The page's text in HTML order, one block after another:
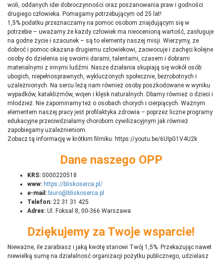
woli, oddanych idei dobroczynności oraz poszanowania praw i godności
drugiego człowieka. Pomagamy potrzebującym od 25 lat!
1,5% podatku przeznaczamy na pomoc osobom znajdującym się w
potrzebie – uważamy że każdy człowiek ma nieocenioną wartość, zasługuje
na godne życie i szacunek – są to elementy naszej misji. Wierzymy, ze
dobroć i pomoc okazana drugiemu człowiekowi, zaowocuje i zachęci kolejne
osoby do dzielenia się swoimi darami, talentami, czasem i dobrami
materialnymi z innymi ludźmi. Nasze działania skupiają się wokół osób:
ubogich, niepełnosprawnych, wykluczonych społecznie, bezrobotnych i
uzależnionych. Na sercu leżą nam również osoby poszkodowane w wyniku
wypadków, kataklizmów, wojen i klęsk naturalnych. Dbamy również o dzieci i
młodzież. Nie zapominamy też o osobach chorych i cierpiących. Ważnym
elementem naszej pracy jest profilaktyka zdrowia – poprzez liczne programy
edukacyjne przeciwdziałamy chorobom cywilizacyjnym jak również
zapobiegamy uzależnieniom.
Zobacz tą informację w krótkim filmiku: https://youtu.be/6UIpG1V4U2k
Dane naszego OPP
KRS: 0000220518
www: https://bliskoserca.pl/
e-mail: biuro@bliskoserca.pl
Telefon: 22 31 31 425
Adres: Ul. Foksal 8, 00-366 Warszawa
Dziękujemy za Twoje wsparcie!
Nieważne, ile zarabiasz i jaką kwotę stanowi Twój 1,5%. Przekazując nawet
niewielką sumę na działalnosć organizacji pożytku publicznego, udzielasz